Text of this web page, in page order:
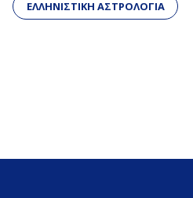
ΕΛΛΗΝΙΣΤΙΚΗ ΑΣΤΡΟΛΟΓΙΑ